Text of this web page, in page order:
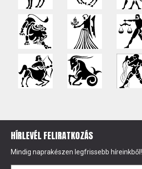
HÍRLEVÉL FELIRATKOZÁS
Mindig naprakészen legfrissebb híreinkből!